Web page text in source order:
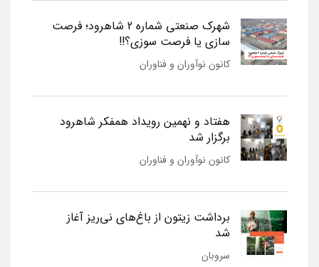
شهرک صنعتی شماره 2 شاهرود؛ فرصت
سازی یا فرصت سوزی؟!!
کانون نوآوران و فناوران
هفتاد و نهمین رویداد همفکر شاهرود
برگزار شد
کانون نوآوران و فناوران
برداشت زیتون از باغ‌های نی‌ریز آغاز
شد
سروبان